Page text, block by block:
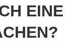
EINE